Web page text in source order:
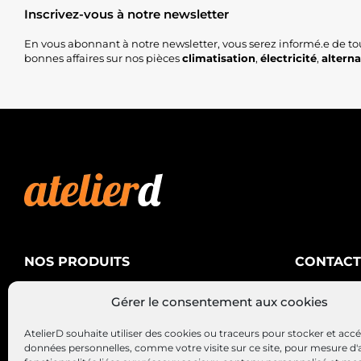
Gérer le consentement aux cookies
AtelierD souhaite utiliser des cookies ou traceurs pour stocker et
données personnelles, comme votre visite sur ce site, pour mesure
Inscrivez-vous à notre newsletter
En vous abonnant à notre newsletter, vous serez informé.e de
bonnes affaires sur nos piècesclimatisation, électricité,
NOS PRODUITS
Alternateurs – Démarreurs
CONTACT
AtelierD
88200
03 29 22 34